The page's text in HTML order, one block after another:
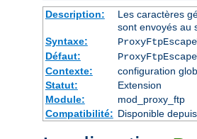
Description:
Les caractères
sont envoyés au
Syntaxe:
Défaut:
Contexte:
configuration
Statut:
Extension
Module:
mod_proxy_ftp
Compatibilité: Disponible